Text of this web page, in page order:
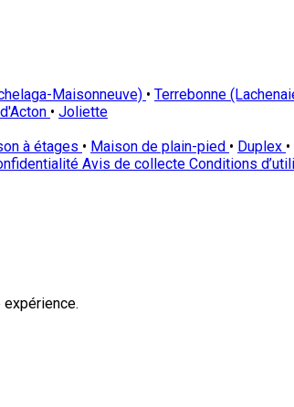
Maisonneuve) • Terrebonne
• Joliette
à étages • Maison de plain-pied • Duplex •
Avis de collecte Conditions